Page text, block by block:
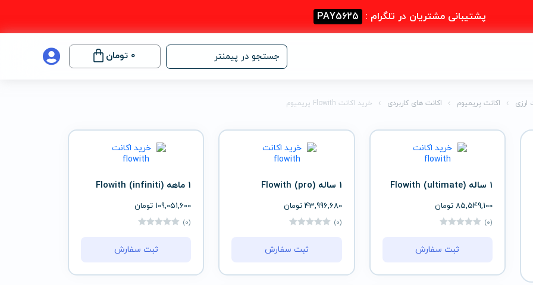
پشتیبانی مشتریان در تلگرام : PAY5625
جستجو در پیمنتر 0 تومان
ارزی اکانت پریمیوم اکانت های کاربردی خرید اکانت Flowith پریمیوم
1 ساله (ultimate) Flowith
85,549,100 تومان
(0)
ثبت سفارش
1 ساله (pro) Flowith
43,996,680 تومان
(0)
ثبت سفارش
1 ماهه (infiniti) Flowith
109,051,600 تومان
(0)
ثبت سفارش